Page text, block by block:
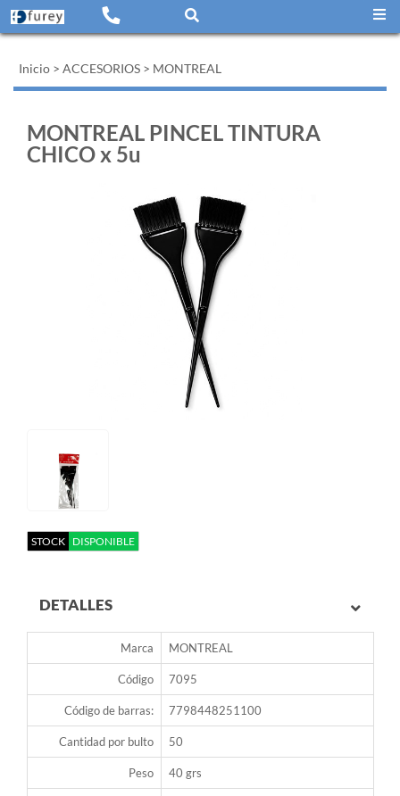
Inicio > ACCESORIOS > MONTREAL
MONTREAL PINCEL TINTURA
CHICO x 5u
STOCK DISPONIBLE
DETALLES
Marca MONTREAL
Código 7095
Código de barras: 7798448251100
Cantidad por bulto 50
Peso 40 grs